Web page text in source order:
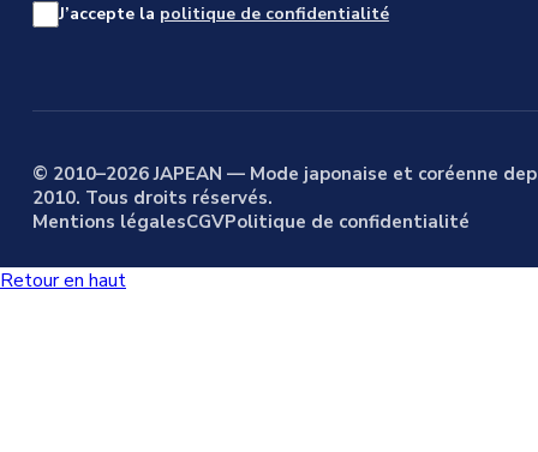
J’accepte la politique de confidentialité
© 2010–2026 JAPEAN — Mode japonaise et coréenne
2010. Tous droits réservés.
Mentions légalesCGVPolitique de confidentialité
Retour en haut